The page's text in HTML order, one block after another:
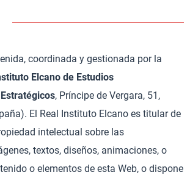
coordinada y gestionada por la
Elcano de Estudios
, Príncipe de Vergara, 51,
El Real Instituto Elcano es titular de
intelectual sobre las
textos, diseños, animaciones, o
o elementos de esta Web, o dispone